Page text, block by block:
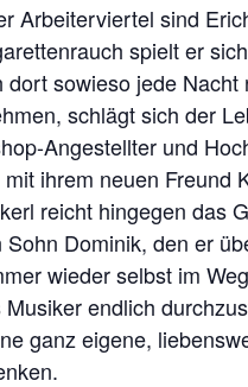
Arbeiterviertel sind
spielt er
dort sowieso jede
schlägt sich der
Angestellter und
ihrem neuen Freund
reicht hingegen das
Dominik, den er
wieder selbst im
endlich
ganz eigene,